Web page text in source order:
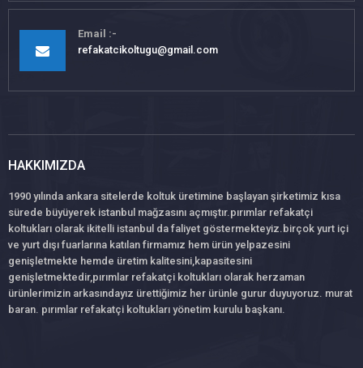
Email
refakatcikoltugu@gmail.com
HAKKIMIZDA
1990 yılında ankara sitelerde koltuk üretimine başlayan şirketimiz kısa
sürede büyüyerek istanbul mağzasını açmıştır.pırımlar refakatçi
koltukları olarak ikitelli istanbul da faliyet göstermekteyiz.birçok yurt içi
ve yurt dışı fuarlarına katılan firmamız hem ürün yelpazesini
genişletmekte hemde üretim kalitesini,kapasitesini
genişletmektedir,pırımlar refakatçi koltukları olarak herzaman
ürünlerimizin arkasındayız ürettiğimiz her ürünle gurur duyuyoruz. murat
baran. pırımlar refakatçi koltukları yönetim kurulu başkanı.